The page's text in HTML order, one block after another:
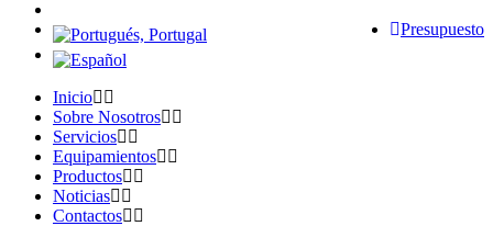
Presupuesto
Inicio
Sobre Nosotros
Servicios
Equipamientos
Productos
Noticias
Contactos